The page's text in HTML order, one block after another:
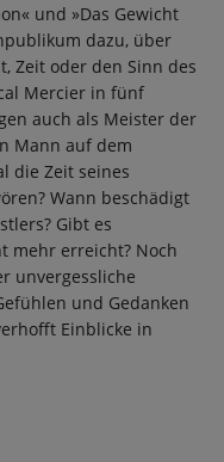
und »Das Gewicht
dazu, über
Zeit oder den Sinn des
Mercier in fünf
auch als Meister der
Mann auf dem
die Zeit seines
Wann beschädigt
Gibt es
mehr erreicht? Noch
unvergessliche
und Gedanken
Einblicke in